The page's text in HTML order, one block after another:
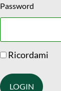
Password
Ricordami